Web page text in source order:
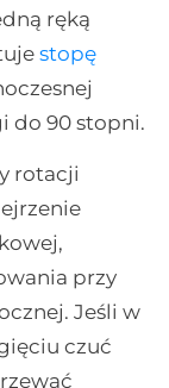
ręką
stopę
do 90 stopni.
rotacji
przy
Jeśli w
czuć